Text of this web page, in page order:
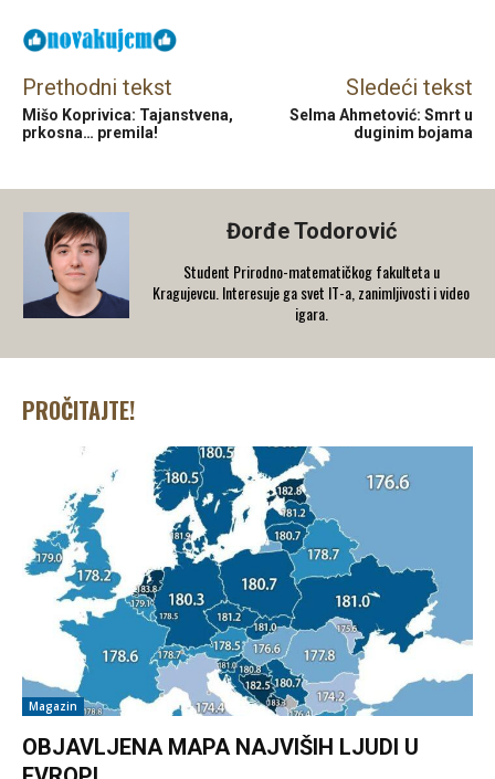
Prethodni tekst
Mišo Koprivica: Tajanstvena,
prkosna… premila!
Sledeći tekst
Selma Ahmetović: Smrt u
duginim bojama
Đorđe Todorović
Student Prirodno-matematičkog fakulteta u
Kragujevcu. Interesuje ga svet IT-a, zanimljivosti i video
igara.
PROČITAJTE!
Magazin
OBJAVLJENA MAPA NAJVIŠIH LJUDI U